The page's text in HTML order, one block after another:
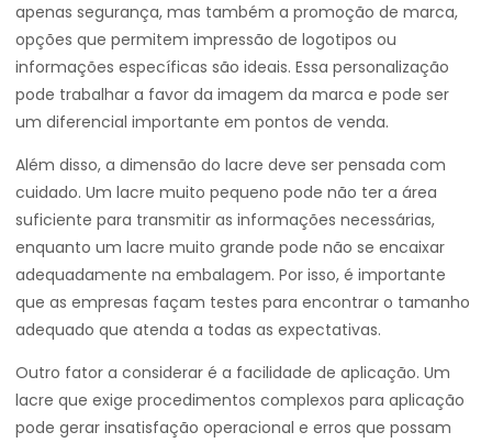
apenas segurança, mas também a promoção de marca,
opções que permitem impressão de logotipos ou
informações específicas são ideais. Essa personalização
pode trabalhar a favor da imagem da marca e pode ser
um diferencial importante em pontos de venda.
Além disso, a dimensão do lacre deve ser pensada com
cuidado. Um lacre muito pequeno pode não ter a área
suficiente para transmitir as informações necessárias,
enquanto um lacre muito grande pode não se encaixar
adequadamente na embalagem. Por isso, é importante
que as empresas façam testes para encontrar o tamanho
adequado que atenda a todas as expectativas.
Outro fator a considerar é a facilidade de aplicação. Um
lacre que exige procedimentos complexos para aplicação
pode gerar insatisfação operacional e erros que possam